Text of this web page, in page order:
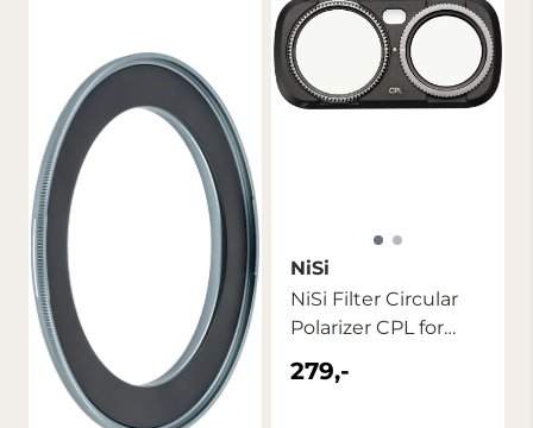
NiSi
NiSi Filter Circular
Polarizer CPL for
Insta360 ...
279,-